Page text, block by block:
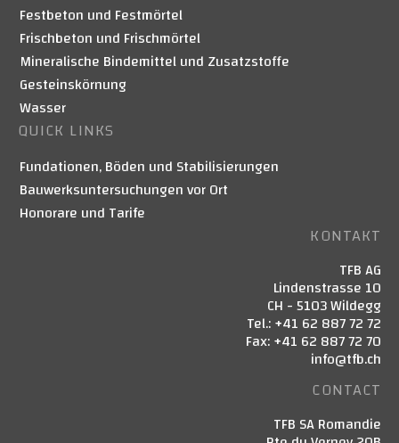
Festbeton und Festmörtel
Frischbeton und Frischmörtel
Mineralische Bindemittel und Zusatzstoffe
Gesteinskörnung
Wasser
QUICK LINKS
Fundationen, Böden und Stabilisierungen
Bauwerksuntersuchungen vor Ort
Honorare und Tarife
KONTAKT
TFB AG
Lindenstrasse 10
CH - 5103 Wildegg
Tel.: +41 62 887 72 72
Fax: +41 62 887 72 70
info@tfb.ch
CONTACT
TFB SA Romandie